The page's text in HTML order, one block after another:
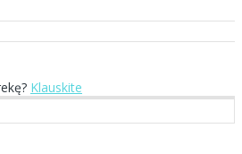
Klauskite